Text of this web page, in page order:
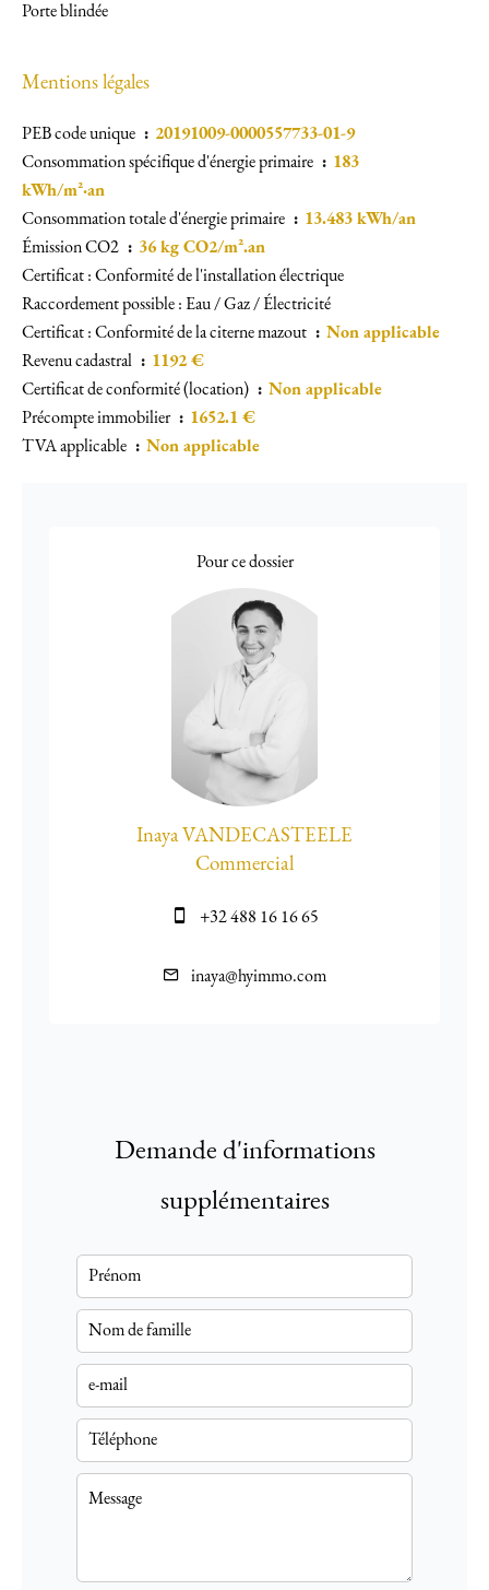
Porte blindée
Mentions légales
PEB code unique
20191009-0000557733-01-9
Consommation spécifique d'énergie primaire
183
kWh/m²·an
Consommation totale d'énergie primaire
13.483 kWh/an
Émission CO2
36 kg CO2/m².an
Certificat : Conformité de l'installation électrique
Raccordement possible : Eau / Gaz / Électricité
Certificat : Conformité de la citerne mazout
Non applicable
Revenu cadastral
1192 €
Certificat de conformité (location)
Non applicable
Précompte immobilier
1652.1 €
TVA applicable
Non applicable
Pour ce dossier
Inaya VANDECASTEELE
Commercial
+32 488 16 16 65
inaya@hyimmo.com
Demande d'informations
supplémentaires